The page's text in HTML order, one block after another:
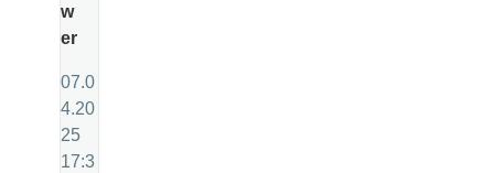
w
er
07.0
4.20
25
17:3